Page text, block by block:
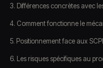
3. Différences concrètes avec
4. Comment fonctionne le
5. Positionnement face aux
6. Les risques spécifiques au